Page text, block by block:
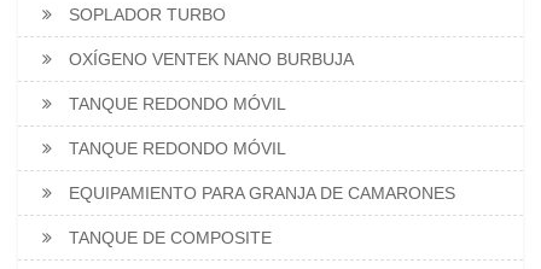
SOPLADOR TURBO
OXÍGENO VENTEK NANO BURBUJA
TANQUE REDONDO MÓVIL
TANQUE REDONDO MÓVIL
EQUIPAMIENTO PARA GRANJA DE CAMARONES
TANQUE DE COMPOSITE